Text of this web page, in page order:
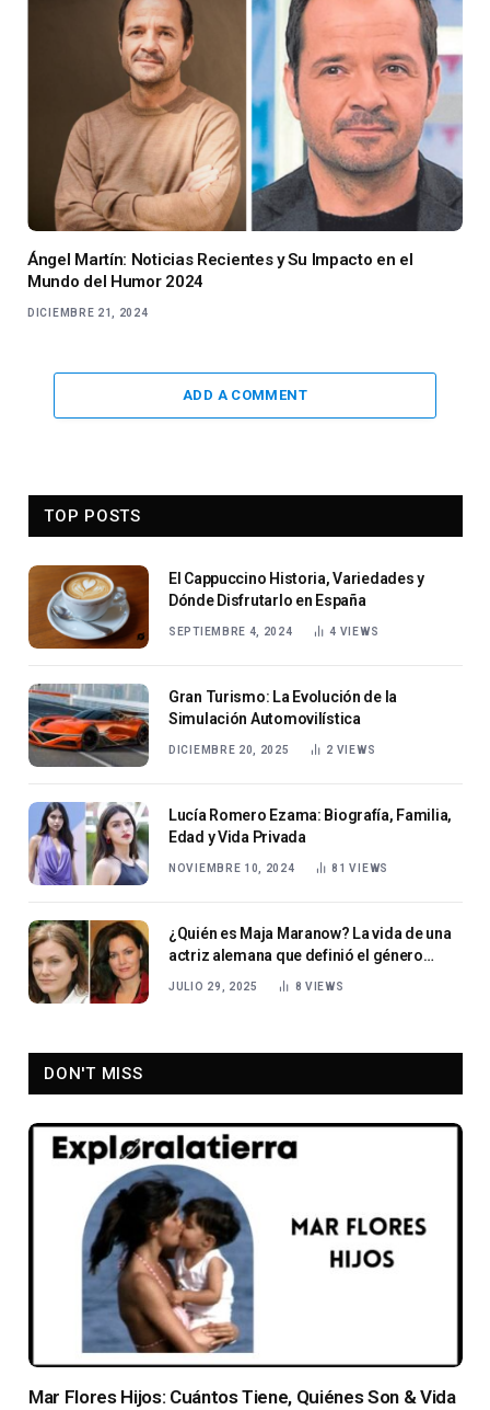
Ángel Martín: Noticias Recientes y Su Impacto en el
Mundo del Humor 2024
DICIEMBRE 21, 2024
ADD A COMMENT
TOP POSTS
El Cappuccino Historia, Variedades y
Dónde Disfrutarlo en España
SEPTIEMBRE 4, 2024 4 VIEWS
Gran Turismo: La Evolución de la
Simulación Automovilística
DICIEMBRE 20, 2025 2 VIEWS
Lucía Romero Ezama: Biografía, Familia,
Edad y Vida Privada
NOVIEMBRE 10, 2024 81VIEWS
¿Quién es Maja Maranow? La vida de una
actriz alemana que definió el género
JULIO 29, 2025 8 VIEWS
DON'T MISS
Mar Flores Hijos: Cuántos Tiene, Quiénes Son & Vida